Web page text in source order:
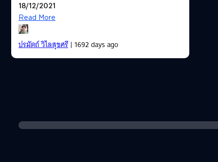
18/12/2021
Read More
ปรมัตถ์ วิไลสุขศรี| 1692 days ago